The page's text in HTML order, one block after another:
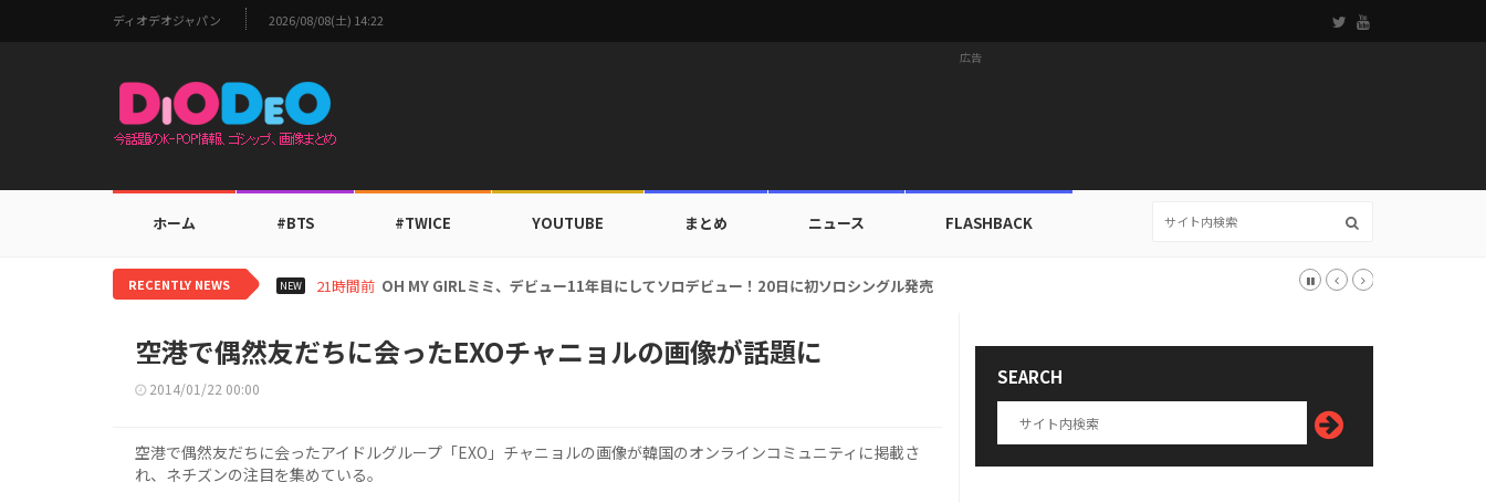
ディオデオジャパン 2026/08/08(土) 14:22
広告
ホーム #BTS #TWICE YOUTUBE まとめ ニュース FLASHBACK
RECENTLY NEWS NEW 23時間前 BTS V、ワールドカップ出入証を公開…証明写真でも完璧なビジュアル！
空港で偶然友だちに会ったEXOチャニョルの画像が話題に
2014/01/22 00:00
空港で偶然友だちに会ったアイドルグループ「EXO」チャニョルの画像が韓国のオンラインコミュニティに掲載さ
れ、ネチズンの注目を集めている。
SEARCH